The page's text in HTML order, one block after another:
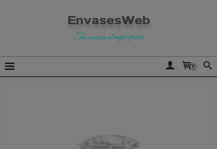
EnvasesWeb
Tus envases al mejor precio
0